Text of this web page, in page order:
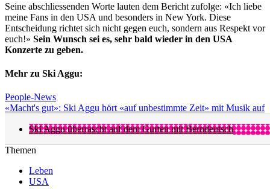
Seine abschliessenden Worte lauten dem Bericht zufolge: «Ich liebe
meine Fans in den USA und besonders in New York. Diese
Entscheidung richtet sich nicht gegen euch, sondern aus Respekt vor
euch!» Sein Wunsch sei es, sehr bald wieder in den USA
Konzerte zu geben.
Mehr zu Ski Aggu:
People-News
«Macht's gut»: Ski Aggu hört «auf unbestimmte Zeit» mit Musik auf
Ski Aggu überrascht auf dem Gurten mit Berndeutsch
Themen
Leben
USA